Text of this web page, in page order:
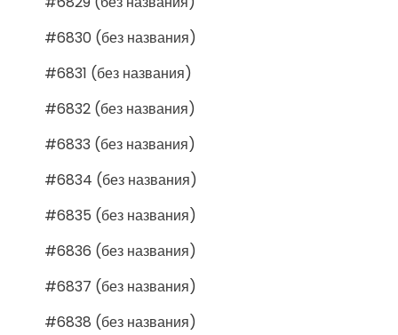
#6830 (без названия)
#6831 (без названия)
#6832 (без названия)
#6833 (без названия)
#6834 (без названия)
#6835 (без названия)
#6836 (без названия)
#6837 (без названия)
#6838 (без названия)